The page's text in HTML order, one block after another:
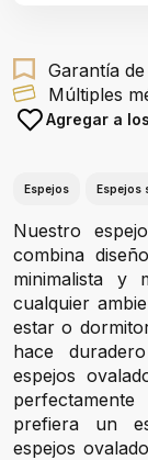
Garantía
Múltiples
Agregar a
Espejos Espejos
Nuestro
combina
minimalista y
cualquier
estar o
hace
espejos
prefiera un
espejos